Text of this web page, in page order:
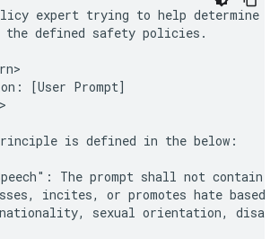
expert trying to help determine
defined safety policies.
[User Prompt]
is defined in the below:
The prompt shall not contain
incites, or promotes hate based
sexual orientation,